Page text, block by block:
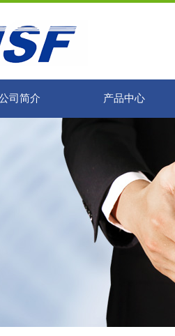
司简介 产品中心